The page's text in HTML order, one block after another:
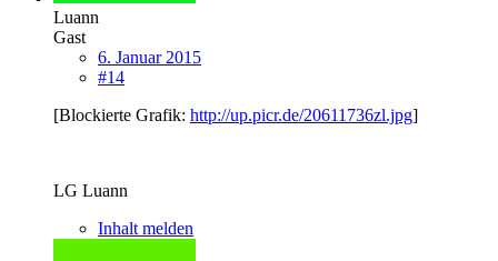
Luann
Gast
6. Januar 2015
#14
[Blockierte Grafik: http://up.picr.de/20611736zl.jpg]
LG Luann
Inhalt melden